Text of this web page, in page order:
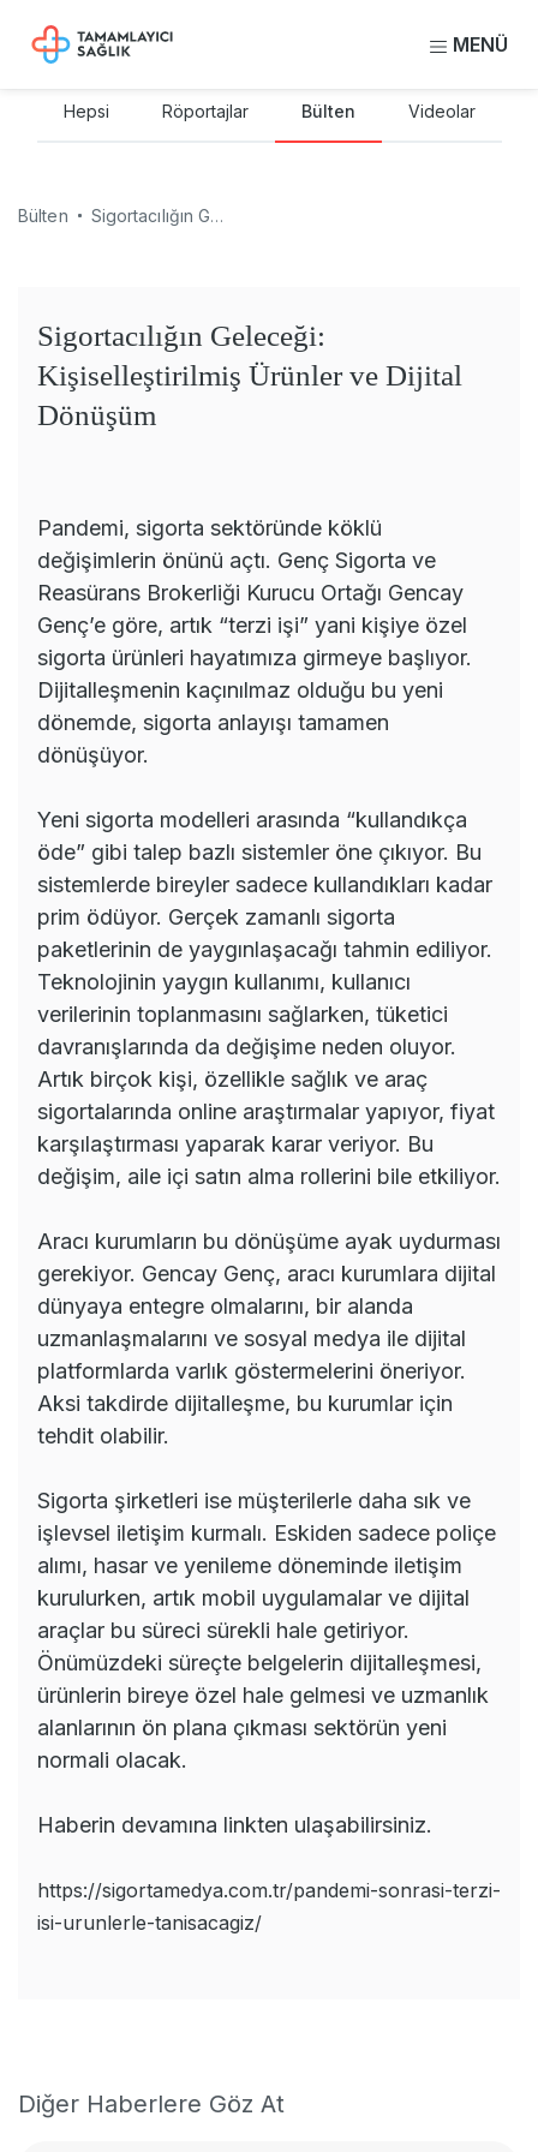
MENÜ
Hepsi Röportajlar Bülten Videolar
Bülten Sigortacılığın Geleceği: Kişiselleştirilmiş Ürünler ve Dijital Dönüşüm
Sigortacılığın Geleceği:
Kişiselleştirilmiş Ürünler ve Dijital
Dönüşüm
Pandemi, sigorta sektöründe köklü
değişimlerin önünü açtı. Genç Sigorta ve
Reasürans Brokerliği Kurucu Ortağı Gencay
Genç’e göre, artık “terzi işi” yani kişiye özel
sigorta ürünleri hayatımıza girmeye başlıyor.
Dijitalleşmenin kaçınılmaz olduğu bu yeni
dönemde, sigorta anlayışı tamamen
dönüşüyor.
Yeni sigorta modelleri arasında “kullandıkça
öde” gibi talep bazlı sistemler öne çıkıyor. Bu
sistemlerde bireyler sadece kullandıkları kadar
prim ödüyor. Gerçek zamanlı sigorta
paketlerinin de yaygınlaşacağı tahmin ediliyor.
Teknolojinin yaygın kullanımı, kullanıcı
verilerinin toplanmasını sağlarken, tüketici
davranışlarında da değişime neden oluyor.
Artık birçok kişi, özellikle sağlık ve araç
sigortalarında online araştırmalar yapıyor, fiyat
karşılaştırması yaparak karar veriyor. Bu
değişim, aile içi satın alma rollerini bile etkiliyor.
Aracı kurumların bu dönüşüme ayak uydurması
gerekiyor. Gencay Genç, aracı kurumlara dijital
dünyaya entegre olmalarını, bir alanda
uzmanlaşmalarını ve sosyal medya ile dijital
platformlarda varlık göstermelerini öneriyor.
Aksi takdirde dijitalleşme, bu kurumlar için
tehdit olabilir.
Sigorta şirketleri ise müşterilerle daha sık ve
işlevsel iletişim kurmalı. Eskiden sadece poliçe
alımı, hasar ve yenileme döneminde iletişim
kurulurken, artık mobil uygulamalar ve dijital
araçlar bu süreci sürekli hale getiriyor.
Önümüzdeki süreçte belgelerin dijitalleşmesi,
ürünlerin bireye özel hale gelmesi ve uzmanlık
alanlarının ön plana çıkması sektörün yeni
normali olacak.
Haberin devamına linkten ulaşabilirsiniz.
https://sigortamedya.com.tr/pandemi-sonrasi-terzi-
isi-urunlerle-tanisacagiz/
Diğer Haberlere Göz At